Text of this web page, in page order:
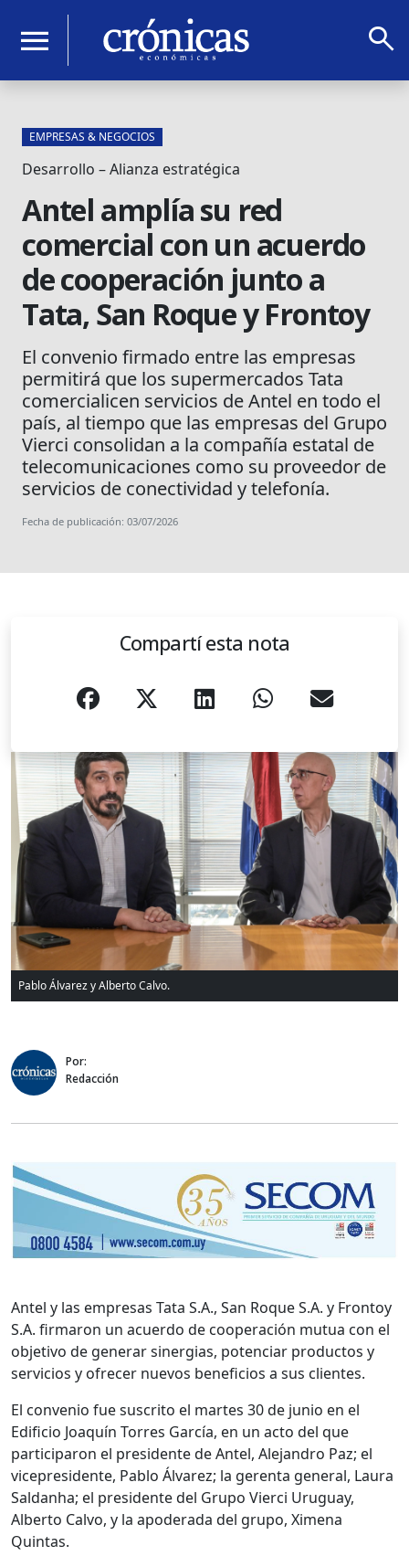
menu search
EMPRESAS & NEGOCIOS
Desarrollo – Alianza estratégica
Antel amplía su red
comercial con un acuerdo
de cooperación junto a
Tata, San Roque y Frontoy
El convenio firmado entre las empresas
permitirá que los supermercados Tata
comercialicen servicios de Antel en todo el
país, al tiempo que las empresas del Grupo
Vierci consolidan a la compañía estatal de
telecomunicaciones como su proveedor de
servicios de conectividad y telefonía.
Fecha de publicación: 03/07/2026
Compartí esta nota
Pablo Álvarez y Alberto Calvo.
Por:
Redacción
Antel y las empresas Tata S.A., San Roque S.A. y Frontoy
S.A. firmaron un acuerdo de cooperación mutua con el
objetivo de generar sinergias, potenciar productos y
servicios y ofrecer nuevos beneficios a sus clientes.
El convenio fue suscrito el martes 30 de junio en el
Edificio Joaquín Torres García, en un acto del que
participaron el presidente de Antel, Alejandro Paz; el
vicepresidente, Pablo Álvarez; la gerenta general, Laura
Saldanha; el presidente del Grupo Vierci Uruguay,
Alberto Calvo, y la apoderada del grupo, Ximena
Quintas.